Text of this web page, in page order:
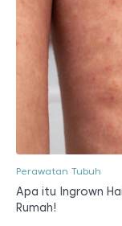
Perawatan Tubuh
Apa itu Ingrown
Rumah!